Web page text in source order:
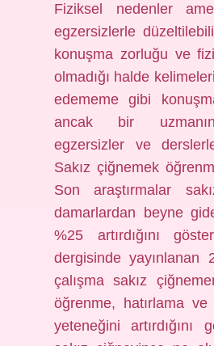
Fiziksel nedenler
egzersizlerle
konuşma zorluğu ve
olmadığı halde
edememe gibi
ancak bir uzmanın
egzersizler ve
Sakız çiğnemek
Son araştırmalar
damarlardan beyne
%25 artırdığını
dergisinde yayınlanan
çalışma sakız
öğrenme, hatırlama
yeteneğini artırdığını